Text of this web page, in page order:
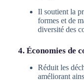
Il soutient la
formes et de
diversité des
4. Économies de
Réduit les
améliorant